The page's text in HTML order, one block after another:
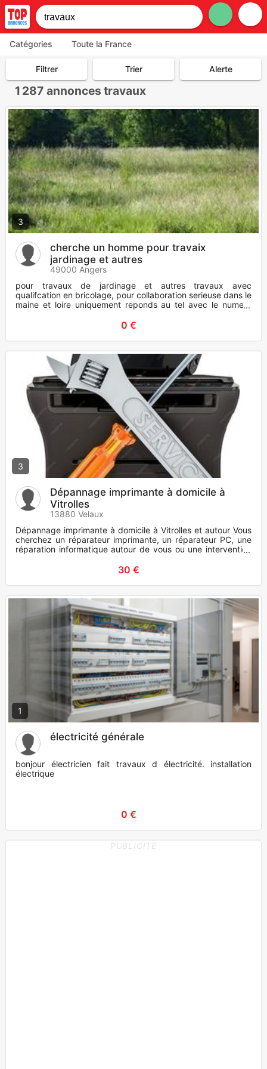
Catégories Toute la France
Filtrer Trier Alerte
1 287 annonces travaux
3
cherche un homme pour travaix
jardinage et autres
49000 Angers
pour travaux de jardinage et autres travaux avec
qualifcation en bricolage, pour collaboration serieuse dans le
maine et loire uniquement reponds au tel avec le numero
visible
0 €
3
Dépannage imprimante à domicile à
Vitrolles
13880 Velaux
Dépannage imprimante à domicile à Vitrolles et autour Vous
cherchez un réparateur imprimante, un réparateur PC, une
réparation informatique autour de vous ou une intervention
30 €
1
électricité générale
bonjour électricien fait travaux d électricité. installation
électrique
0 €
PUBLICITE